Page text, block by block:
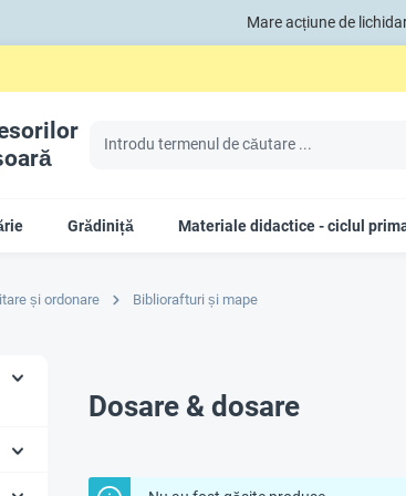
Mare acțiune de
Grădiniță Materiale didactice - ciclul
și ordonare Bibliorafturi și mape
Dosare & dosare